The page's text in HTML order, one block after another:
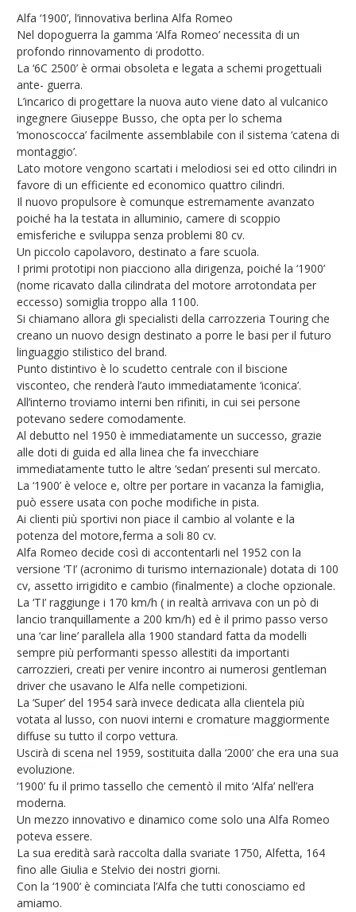
Alfa ‘1900’, l’innovativa berlina Alfa Romeo
Nel dopoguerra la gamma ‘Alfa Romeo’ necessita di un
profondo rinnovamento di prodotto.
La ‘6C 2500’ è ormai obsoleta e legata a schemi progettuali
ante- guerra.
L’incarico di progettare la nuova auto viene dato al vulcanico
ingegnere Giuseppe Busso, che opta per lo schema
‘monoscocca’ facilmente assemblabile con il sistema ‘catena di
montaggio’.
Lato motore vengono scartati i melodiosi sei ed otto cilindri in
favore di un efficiente ed economico quattro cilindri.
Il nuovo propulsore è comunque estremamente avanzato
poiché ha la testata in alluminio, camere di scoppio
emisferiche e sviluppa senza problemi 80 cv.
Un piccolo capolavoro, destinato a fare scuola.
I primi prototipi non piacciono alla dirigenza, poiché la ‘1900’
(nome ricavato dalla cilindrata del motore arrotondata per
eccesso) somiglia troppo alla 1100.
Si chiamano allora gli specialisti della carrozzeria Touring che
creano un nuovo design destinato a porre le basi per il futuro
linguaggio stilistico del brand.
Punto distintivo è lo scudetto centrale con il biscione
visconteo, che renderà l’auto immediatamente ‘iconica’.
All’interno troviamo interni ben rifiniti, in cui sei persone
potevano sedere comodamente.
Al debutto nel 1950 è immediatamente un successo, grazie
alle doti di guida ed alla linea che fa invecchiare
immediatamente tutto le altre ‘sedan’ presenti sul mercato.
La ‘1900’ è veloce e, oltre per portare in vacanza la famiglia,
può essere usata con poche modifiche in pista.
Ai clienti più sportivi non piace il cambio al volante e la
potenza del motore,ferma a soli 80 cv.
Alfa Romeo decide così di accontentarli nel 1952 con la
versione ‘TI’ (acronimo di turismo internazionale) dotata di 100
cv, assetto irrigidito e cambio (finalmente) a cloche opzionale.
La ‘TI’ raggiunge i 170 km/h ( in realtà arrivava con un pò di
lancio tranquillamente a 200 km/h) ed è il primo passo verso
una ‘car line’ parallela alla 1900 standard fatta da modelli
sempre più performanti spesso allestiti da importanti
carrozzieri, creati per venire incontro ai numerosi gentleman
driver che usavano le Alfa nelle competizioni.
La ‘Super’ del 1954 sarà invece dedicata alla clientela più
votata al lusso, con nuovi interni e cromature maggiormente
diffuse su tutto il corpo vettura.
Uscirà di scena nel 1959, sostituita dalla ‘2000’ che era una sua
evoluzione.
‘1900’ fu il primo tassello che cementò il mito ‘Alfa’ nell’era
moderna.
Un mezzo innovativo e dinamico come solo una Alfa Romeo
poteva essere.
La sua eredità sarà raccolta dalla svariate 1750, Alfetta, 164
fino alle Giulia e Stelvio dei nostri giorni.
Con la ‘1900‘ è cominciata l’Alfa che tutti conosciamo ed
amiamo.